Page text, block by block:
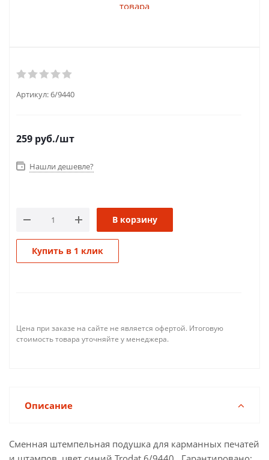
Артикул:6/9440
259 руб./шт
Нашли дешевле?
В корзину
Купить в 1 клик
Цена при заказе на сайте не является офертой. Итоговую
стоимость товара уточняйте у менеджера.
Описание
Сменная штемпельная подушка для карманных печатей